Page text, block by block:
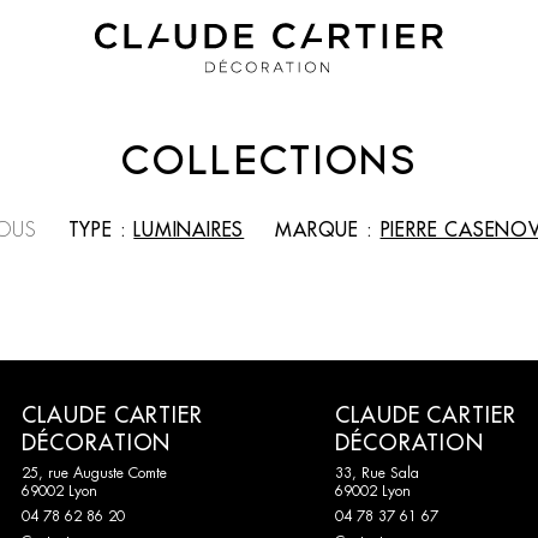
COLLECTIONS
TYPE : LUMINAIRES MARQUE : PIERRE
CLAUDE CARTIER
DÉCORATION
25, rue Auguste Comte
69002 Lyon
04 78 62 86 20
CLAUDE CARTIER
DÉCORATION
33, Rue Sala
69002 Lyon
04 78 37 61 67